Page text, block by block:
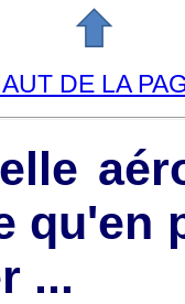
DE LA
qu'en
...